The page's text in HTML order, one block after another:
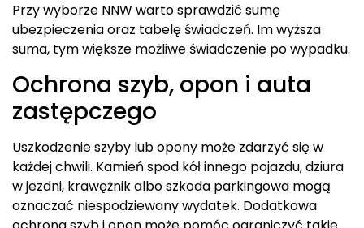
Przy wyborze NNW warto sprawdzić sumę
ubezpieczenia oraz tabelę świadczeń. Im wyższa
suma, tym większe możliwe świadczenie po wypadku.
Ochrona szyb, opon i auta
zastępczego
Uszkodzenie szyby lub opony może zdarzyć się w
każdej chwili. Kamień spod kół innego pojazdu, dziura
w jezdni, krawężnik albo szkoda parkingowa mogą
oznaczać niespodziewany wydatek. Dodatkowa